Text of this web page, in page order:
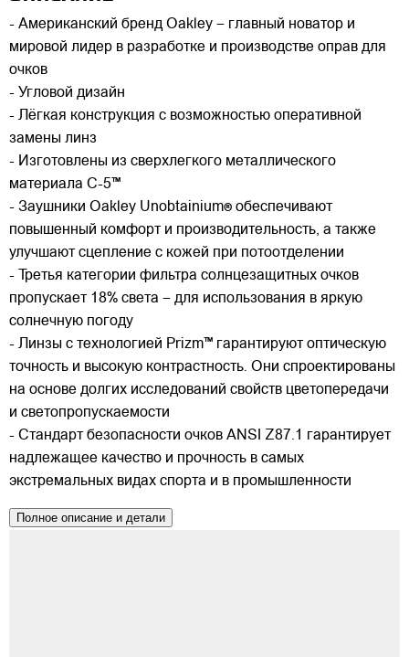
- Американский бренд Oakley – главный новатор и
мировой лидер в разработке и производстве оправ для
очков
- Угловой дизайн
- Лёгкая конструкция с возможностью оперативной
замены линз
- Изготовлены из сверхлегкого металлического
материала C-5™
- Заушники Oakley Unobtainium® обеспечивают
повышенный комфорт и производительность, а также
улучшают сцепление с кожей при потоотделении
- Третья категории фильтра солнцезащитных очков
пропускает 18% света – для использования в яркую
солнечную погоду
- Линзы с технологией Prizm™ гарантируют оптическую
точность и высокую контрастность. Они спроектированы
на основе долгих исследований свойств цветопередачи
и светопропускаемости
- Стандарт безопасности очков ANSI Z87.1 гарантирует
надлежащее качество и прочность в самых
экстремальных видах спорта и в промышленности
Полное описание и детали